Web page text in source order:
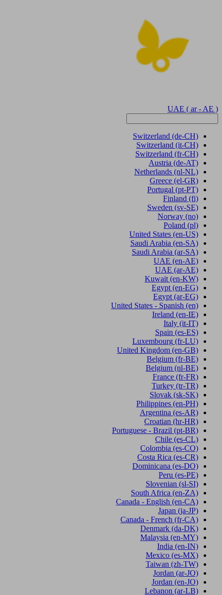
UAE ( ar - AE )
Switzerland (de-CH)
Switzerland (it-CH)
Switzerland (fr-CH)
Austria (de-AT)
Netherlands (nl-NL)
Greece (el-GR)
Portugal (pt-PT)
Finland (fi)
Sweden (sv-SE)
Norway (no)
Poland (pl)
United States (en-US)
Saudi Arabia (en-SA)
Saudi Arabia (ar-SA)
UAE (en-AE)
UAE (ar-AE)
Kuwait (en-KW)
Egypt (en-EG)
Egypt (ar-EG)
United States - Spanish (en)
Ireland (en-IE)
Italy (it-IT)
Spain (es-ES)
Luxembourg (fr-LU)
United Kingdom (en-GB)
Belgium (fr-BE)
Belgium (nl-BE)
France (fr-FR)
Turkey (tr-TR)
Slovak (sk-SK)
Philippines (en-PH)
Argentina (es-AR)
Croatian (hr-HR)
Portuguese - Brazil (pt-BR)
Chile (es-CL)
Colombia (es-CO)
Costa Rica (es-CR)
Dominicana (es-DO)
Peru (es-PE)
Slovenian (sl-SI)
South Africa (en-ZA)
Canada - English (en-CA)
Japan (ja-JP)
Canada - French (fr-CA)
Denmark (da-DK)
Malaysia (en-MY)
India (en-IN)
Mexico (es-MX)
Taiwan (zh-TW)
Jordan (ar-JO)
Jordan (en-JO)
Lebanon (ar-LB)